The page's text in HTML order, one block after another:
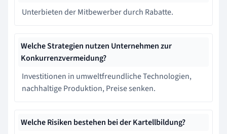
Unterbieten der Mitbewerber durch Rabatte.
Welche Strategien nutzen Unternehmen zur
Konkurrenzvermeidung?
Investitionen in umweltfreundliche Technologien,
nachhaltige Produktion, Preise senken.
Welche Risiken bestehen bei der Kartellbildung?